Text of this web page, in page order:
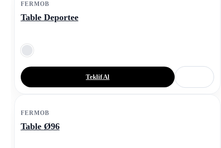
FERMOB
Table Deportee
Teklif Al
FERMOB
Table Ø96